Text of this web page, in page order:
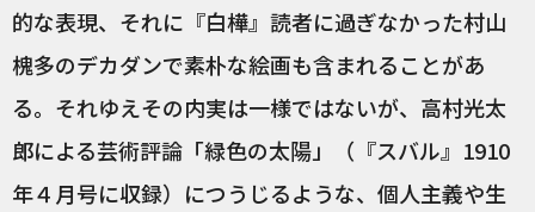
的な表現、それに『白樺』読者に過ぎなかった村山
槐多のデカダンで素朴な絵画も含まれることがあ
る。それゆえその内実は一様ではないが、高村光太
郎による芸術評論「緑色の太陽」（『スバル』1910
年４月号に収録）につうじるような、個人主義や生